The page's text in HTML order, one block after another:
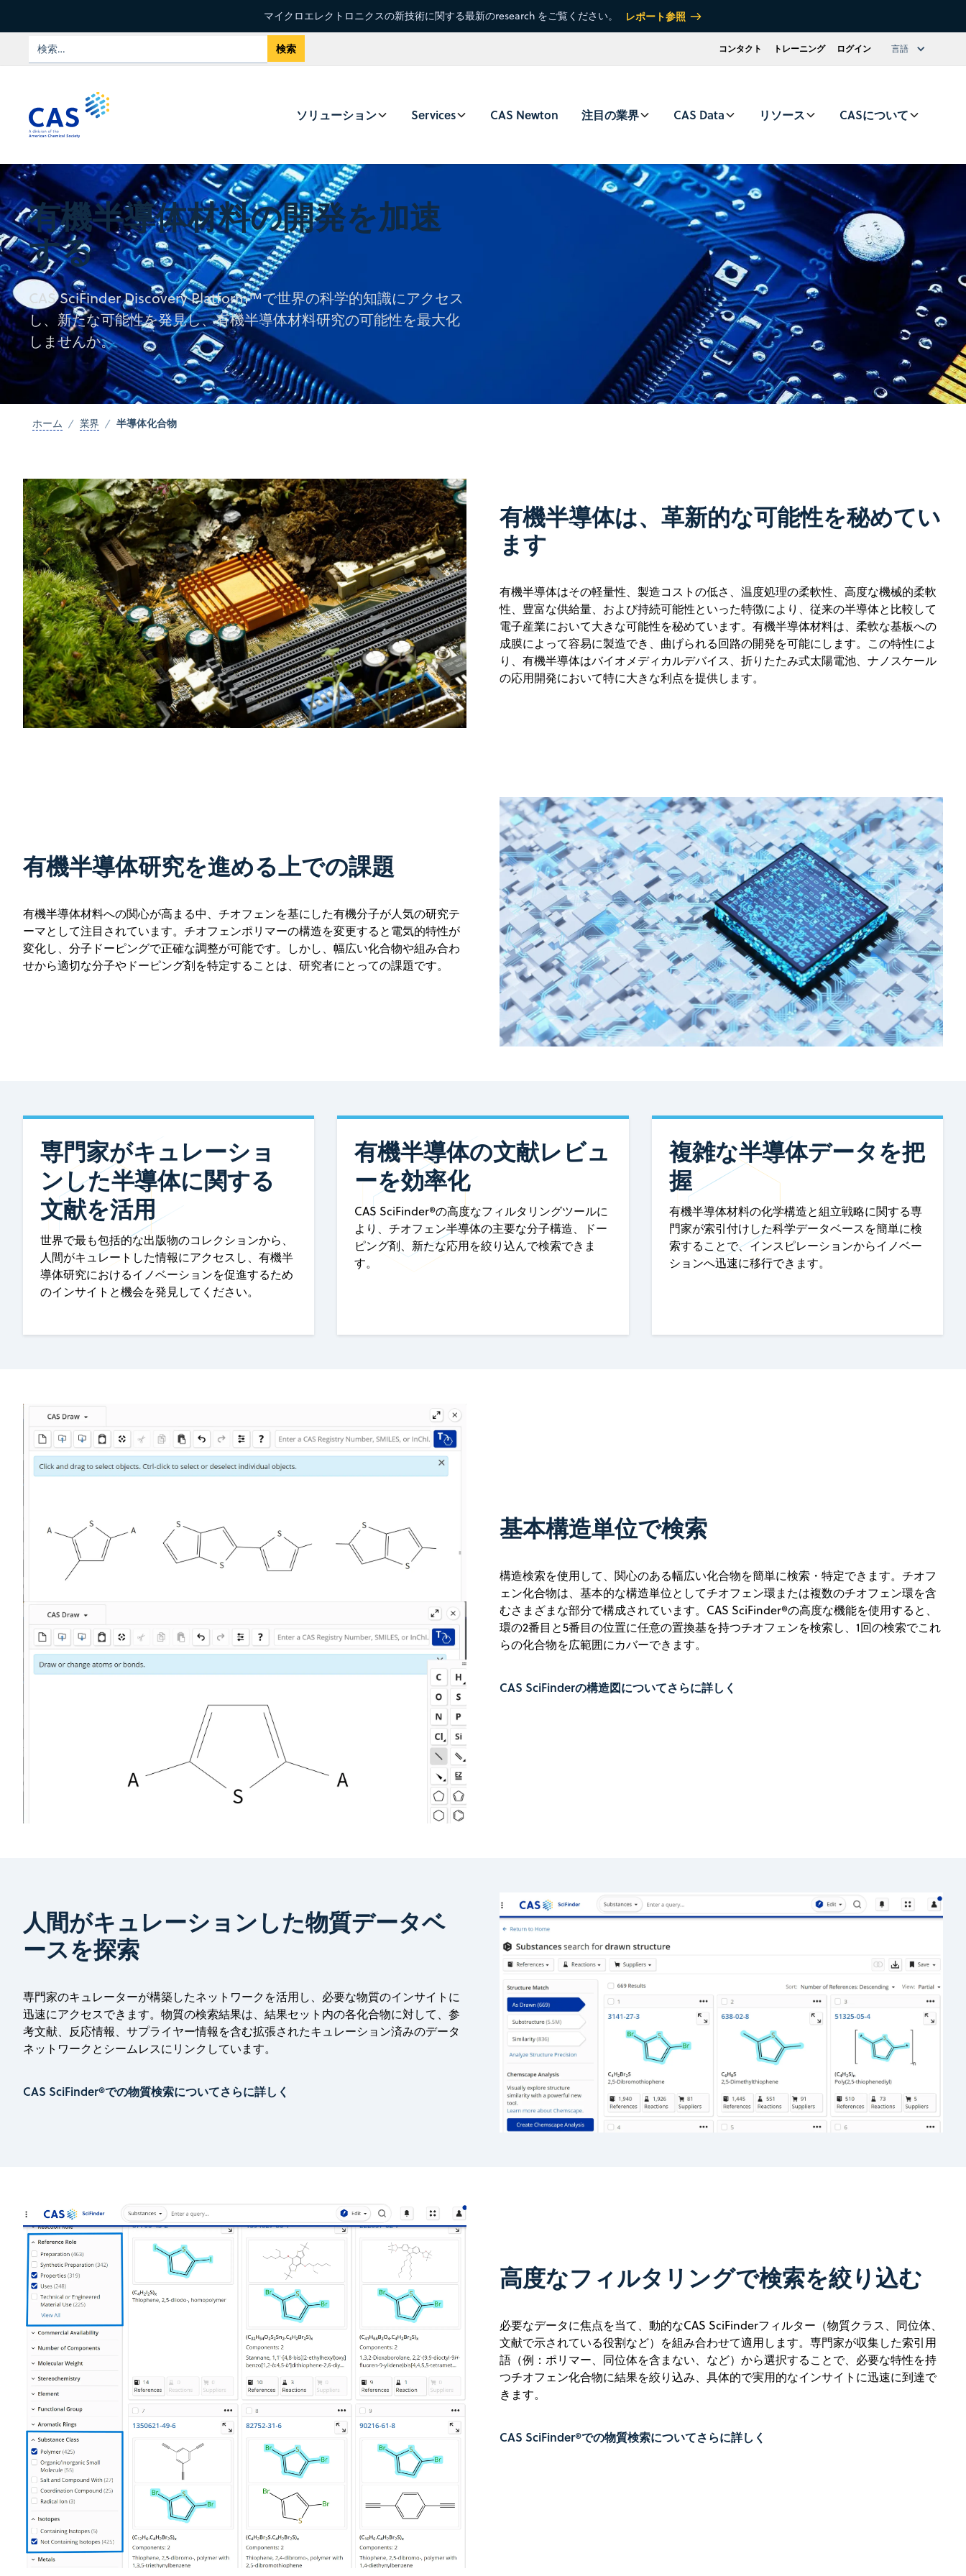
マイクロエレクトロニクスの新技術に関する最新のresearch をご覧ください。 レポート参照
コンタクト トレーニング ログイン 言語
ソリューション Services CAS Newton 注目の業界 CAS Data リソース CASについて
有機半導体材料の開発を加速
する
CAS SciFinder Discovery Platform™で世界の科学的知識にアクセス
し、新たな可能性を発見し、有機半導体材料研究の可能性を最大化
しませんか。
ホーム 業界 半導体化合物
有機半導体は、革新的な可能性を秘めてい
ます
有機半導体はその軽量性、製造コストの低さ、温度処理の柔軟性、高度な機械的柔軟
性、豊富な供給量、および持続可能性といった特徴により、従来の半導体と比較して
電子産業において大きな可能性を秘めています。有機半導体材料は、柔軟な基板への
成膜によって容易に製造でき、曲げられる回路の開発を可能にします。この特性によ
り、有機半導体はバイオメディカルデバイス、折りたたみ式太陽電池、ナノスケール
の応用開発において特に大きな利点を提供します。
有機半導体研究を進める上での課題
有機半導体材料への関心が高まる中、チオフェンを基にした有機分子が人気の研究テ
ーマとして注目されています。チオフェンポリマーの構造を変更すると電気的特性が
変化し、分子ドーピングで正確な調整が可能です。しかし、幅広い化合物や組み合わ
せから適切な分子やドーピング剤を特定することは、研究者にとっての課題です。
専門家がキュレーショ
ンした半導体に関する
文献を活用
世界で最も包括的な出版物のコレクションから、
人間がキュレートした情報にアクセスし、有機半
導体研究におけるイノベーションを促進するため
のインサイトと機会を発見してください。
有機半導体の文献レビュ
ーを効率化
CAS SciFinder®の高度なフィルタリングツールに
より、チオフェン半導体の主要な分子構造、ドー
ピング剤、新たな応用を絞り込んで検索できま
す。
複雑な半導体データを把
握
有機半導体材料の化学構造と組立戦略に関する専
門家が索引付けした科学データベースを簡単に検
索することで、インスピレーションからイノベー
ションへ迅速に移行できます。
基本構造単位で検索
構造検索を使用して、関心のある幅広い化合物を簡単に検索・特定できます。チオフ
ェン化合物は、基本的な構造単位としてチオフェン環または複数のチオフェン環を含
むさまざまな部分で構成されています。CAS SciFinder®の高度な機能を使用すると、
環の2番目と5番目の位置に任意の置換基を持つチオフェンを検索し、1回の検索でこれ
らの化合物を広範囲にカバーできます。
CAS SciFinderの構造図についてさらに詳しく
人間がキュレーションした物質データベ
ースを探索
専門家のキュレーターが構築したネットワークを活用し、必要な物質のインサイトに
迅速にアクセスできます。物質の検索結果は、結果セット内の各化合物に対して、参
考文献、反応情報、サプライヤー情報を含む拡張されたキュレーション済みのデータ
ネットワークとシームレスにリンクしています。
CAS SciFinder®での物質検索についてさらに詳しく
高度なフィルタリングで検索を絞り込む
必要なデータに焦点を当て、動的なCAS SciFinderフィルター（物質クラス、同位体、
文献で示されている役割など）を組み合わせて適用します。専門家が収集した索引用
語（例：ポリマー、同位体を含まない、など）から選択することで、必要な特性を持
つチオフェン化合物に結果を絞り込み、具体的で実用的なインサイトに迅速に到達で
きます。
CAS SciFinder®での物質検索についてさらに詳しく